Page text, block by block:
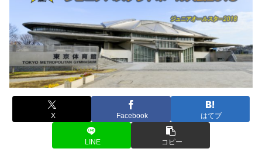
X Facebook はてブ
LINE コピー